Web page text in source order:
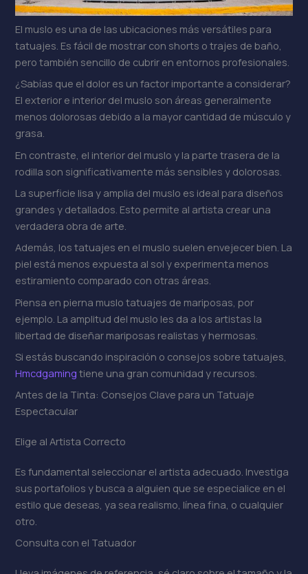
El muslo es una de las ubicaciones más versátiles para
tatuajes. Es fácil de mostrar con shorts o trajes de baño,
pero también sencillo de cubrir en entornos profesionales.
¿Sabías que el dolor es un factor importante a considerar?
El exterior e interior del muslo son áreas generalmente
menos dolorosas debido a la mayor cantidad de músculo y
grasa.
En contraste, el interior del muslo y la parte trasera de la
rodilla son significativamente más sensibles y dolorosas.
La superficie lisa y amplia del muslo es ideal para diseños
grandes y detallados. Esto permite al artista crear una
verdadera obra de arte.
Además, los tatuajes en el muslo suelen envejecer bien. La
piel está menos expuesta al sol y experimenta menos
estiramiento comparado con otras áreas.
Piensa en pierna muslo tatuajes de mariposas, por
ejemplo. La amplitud del muslo les da a los artistas la
libertad de diseñar mariposas realistas y hermosas.
Si estás buscando inspiración o consejos sobre tatuajes,
Hmcdgaming tiene una gran comunidad y recursos.
Antes de la Tinta: Consejos Clave para un Tatuaje
Espectacular
Elige al Artista Correcto
Es fundamental seleccionar el artista adecuado. Investiga
sus portafolios y busca a alguien que se especialice en el
estilo que deseas, ya sea realismo, línea fina, o cualquier
otro.
Consulta con el Tatuador